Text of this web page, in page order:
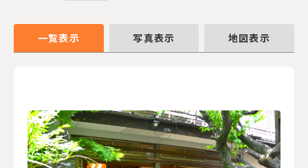
一覧表示 写真表示 地図表示